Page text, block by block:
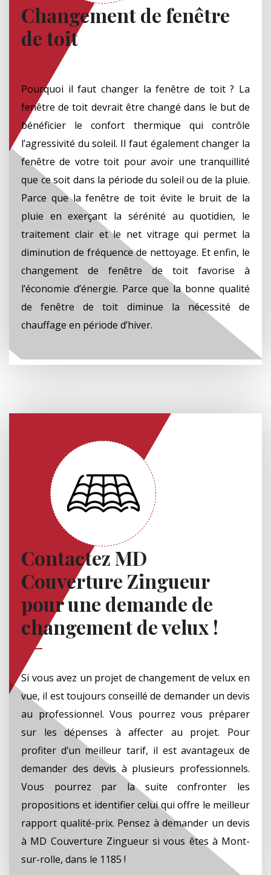
Changement de fenêtre
de toit
Pourquoi il faut changer la fenêtre de toit ? La
fenêtre de toit devrait être changé dans le but de
bénéficier le confort thermique qui contrôle
l’agressivité du soleil. Il faut également changer la
fenêtre de votre toit pour avoir une tranquillité
que ce soit dans la période du soleil ou de la pluie.
Parce que la fenêtre de toit évite le bruit de la
pluie en exerçant la sérénité au quotidien, le
traitement clair et le net vitrage qui permet la
diminution de fréquence de nettoyage. Et enfin, le
changement de fenêtre de toit favorise à
l’économie d’énergie. Parce que la bonne qualité
de fenêtre de toit diminue la nécessité de
chauffage en période d’hiver.
Contactez MD
Couverture Zingueur
pour une demande de
changement de velux !
Si vous avez un projet de changement de velux en
vue, il est toujours conseillé de demander un devis
au professionnel. Vous pourrez vous préparer
sur les dépenses à affecter au projet. Pour
profiter d’un meilleur tarif, il est avantageux de
demander des devis à plusieurs professionnels.
Vous pourrez par la suite confronter les
propositions et identifier celui qui offre le meilleur
rapport qualité-prix. Pensez à demander un devis
à MD Couverture Zingueur si vous êtes à Mont-
sur-rolle, dans le 1185 !